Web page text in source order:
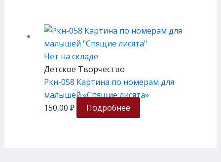
Нет на складе
Детское Творчество
Ркн-058 Картина по номерам для
малышей «Спящие лисята»
150,00 ₽ Подробнее